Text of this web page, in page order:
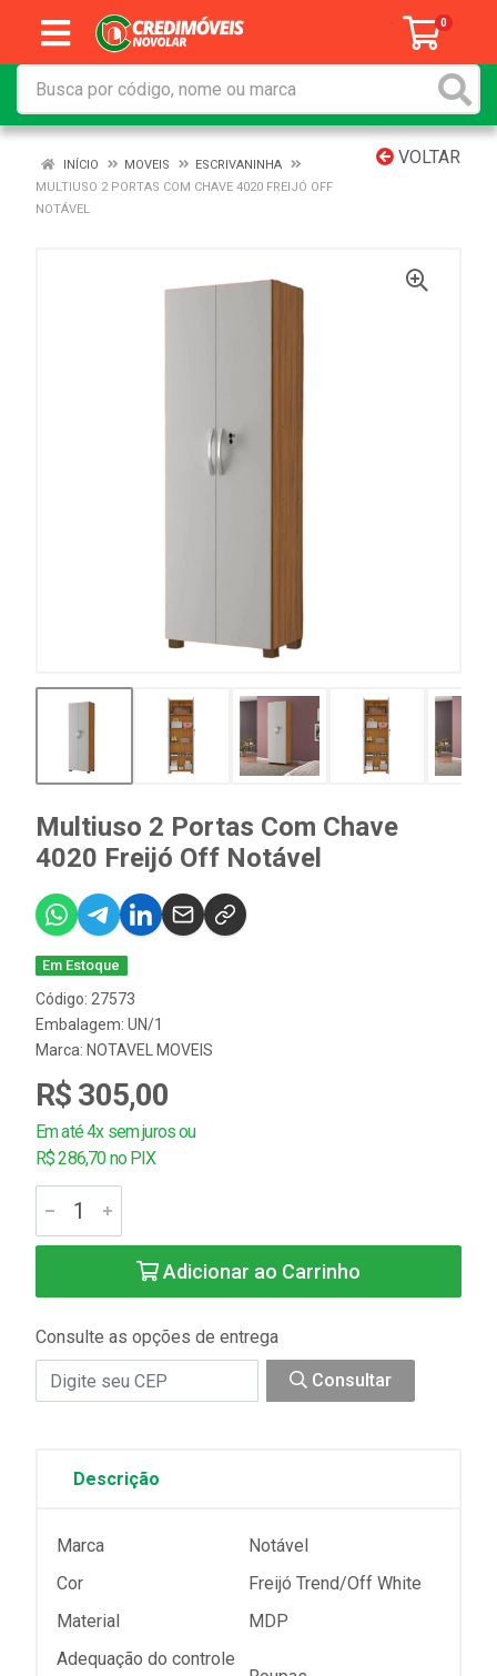
0
VOLTAR
INÍCIO MOVEIS
ESCRIVANINHA
MULTIUSO 2 PORTAS COM CHAVE 4020 FREIJÓ OFF
NOTÁVEL
Multiuso 2 Portas Com Chave
4020 Freijó Off Notável
Em Estoque
Código: 27573
Embalagem: UN/1
Marca: NOTAVEL MOVEIS
R$ 305,00
Em até 4x sem juros ou
R$ 286,70 no PIX
Adicionar ao Carrinho
Consulte as opções de entrega
Consultar
Descrição
Marca
Notável
Cor
Freijó Trend/Off White
Material
MDP
Adequação do controle